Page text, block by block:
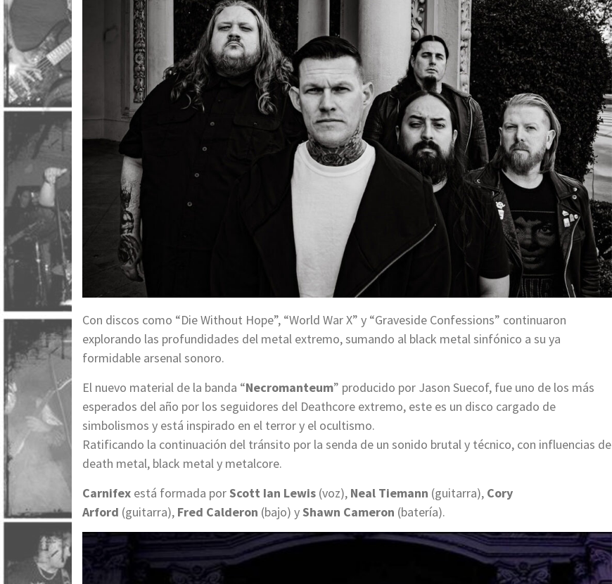
Con discos como “Die Without Hope”, “World War X” y “Graveside Confessions” continuaron
explorando las profundidades del metal extremo, sumando al black metal sinfónico a su ya
formidable arsenal sonoro.
El nuevo material de la banda “Necromanteum” producido por Jason Suecof, fue uno de los más
esperados del año por los seguidores del Deathcore extremo, este es un disco cargado de
simbolismos y está inspirado en el terror y el ocultismo.
Ratificando la continuación del tránsito por la senda de un sonido brutal y técnico, con influencias de
death metal, black metal y metalcore.
Carnifex está formada porScott Ian Lewis (voz), Neal Tiemann (guitarra), Cory
Arford (guitarra), Fred Calderon (bajo) yShawn Cameron (batería).